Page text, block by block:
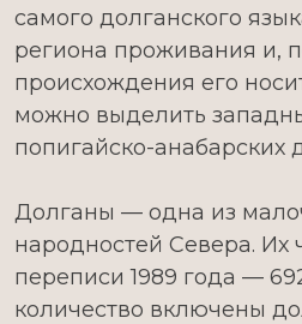
самого долганского
региона проживания и,
происхождения его
можно выделить
попигайско-анабарских
Долганы — одна из
народностей Севера. Их
переписи 1989 года —
количество включены